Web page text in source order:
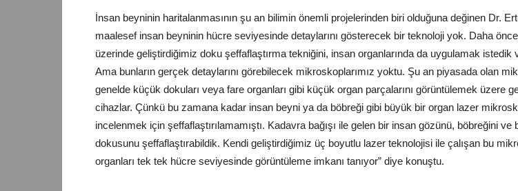
İnsan beyninin haritalanmasının şu an bilimin önemli projelerinden biri olduğuna değinen Dr.
maalesef insan beyninin hücre seviyesinde detaylarını gösterecek bir teknoloji yok. Daha
üzerinde geliştirdiğimiz doku şeffaflaştırma tekniğini, insan organlarında da uygulamak istedik
Ama bunların gerçek detaylarını görebilecek mikroskoplarımız yoktu. Şu an piyasada olan
genelde küçük dokuları veya fare organları gibi küçük organ parçalarını görüntülemek üzere
cihazlar. Çünkü bu zamana kadar insan beyni ya da böbreği gibi büyük bir organ lazer
incelenmek için şeffaflaştırılamamıştı. Kadavra bağışı ile gelen bir insan gözünü, böbreğini ve
dokusunu şeffaflaştırabildik. Kendi geliştirdiğimiz üç boyutlu lazer teknolojisi ile çalışan bu
organları tek tek hücre seviyesinde görüntüleme imkanı tanıyor” diye konuştu.